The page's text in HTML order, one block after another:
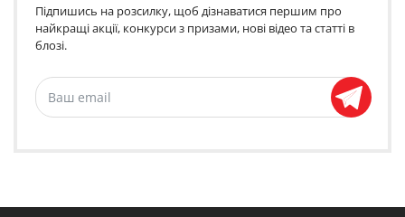
Підпишись на розсилку, щоб дізнаватися першим про
найкращі акції, конкурси з призами, нові відео та статті в
блозі.